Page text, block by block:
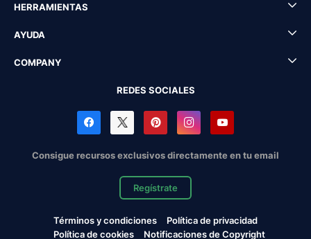
HERRAMIENTAS
AYUDA
COMPANY
REDES SOCIALES
Consigue recursos exclusivos directamente en tu email
Regístrate
Términos y condiciones
Política de privacidad
Política de cookies
Notificaciones de Copyright